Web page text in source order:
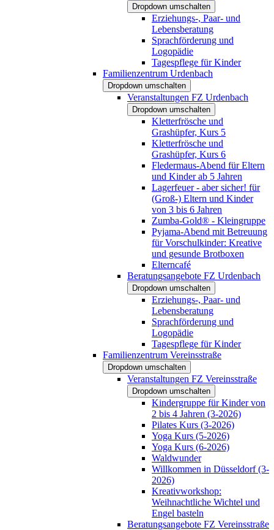
Dropdown umschalten
Erziehungs-, Paar- und
Lebensberatung
Sprachförderung und
Logopädie
Tagespflege für Kinder
Familienzentrum Urdenbach
Dropdown umschalten
Veranstaltungen FZ Urdenbach
Dropdown umschalten
Kletterfrösche und
Grashüpfer, Kurs 5
Kletterfrösche und
Grashüpfer, Kurs 6
Fledermaus-Abend für Eltern
und Kinder ab 5 Jahren
Lagerfeuer - aber sicher! für
(Groß-) Eltern und Kinder
von 3 bis 6 Jahren
Zumba-Gold® - Kleingruppe
Pyjama-Abend mit Betreuung
für Vorschulkinder: Kreative
und gesunde Brotboxen
Elterncafé
Beratungsangebote FZ Urdenbach
Dropdown umschalten
Erziehungs-, Paar- und
Lebensberatung
Sprachförderung und
Logopädie
Tagespflege für Kinder
Familienzentrum Vereinsstraße
Dropdown umschalten
Veranstaltungen FZ Vereinsstraße
Dropdown umschalten
Kindergruppe für Kinder von
2 bis 4 Jahren (3-2026)
Pilates Kurs (3-2026)
Yoga Kurs (5-2026)
Yoga Kurs (6-2026)
Waldwunder
Willkommen in Düsseldorf (3-
2026)
Kreativworkshop:
Weihnachtliche Wichtel und
Engel basteln
Beratungsangebote FZ Vereinsstraße